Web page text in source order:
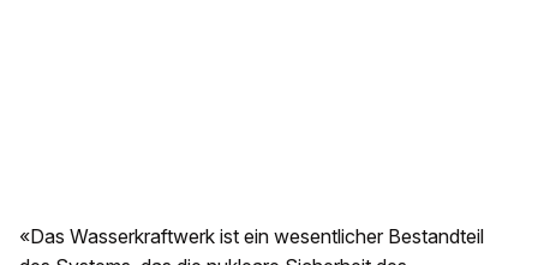
«Das Wasserkraftwerk ist ein wesentlicher Bestandteil